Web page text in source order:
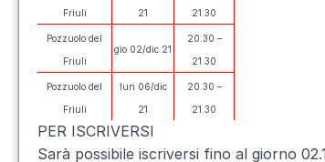
Friuli 21 21.30
Pozzuolo del
Friuli
gio 02/dic 21
20.30 –
21.30
Pozzuolo del
Friuli
lun 06/dic
21
20.30 –
21.30
PER ISCRIVERSI
Sarà possibile iscriversi fino al giorno